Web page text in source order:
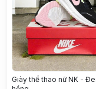
Giày thể thao nữ NK -